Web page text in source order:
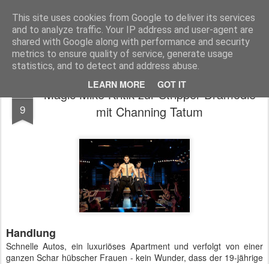
This site uses cookies from Google to deliver its services
and to analyze traffic. Your IP address and user-agent are
shared with Google along with performance and security
metrics to ensure quality of service, generate usage
statistics, and to detect and address abuse.
LEARN MORE GOT IT
MyKinoTrailer
Pages
9
Magic Mike Kritik zur Stripper-Dramödie
mit Channing Tatum
Handlung
Schnelle Autos, ein luxuriöses Apartment und verfolgt von einer
ganzen Schar hübscher Frauen - kein Wunder, dass der 19-jährige